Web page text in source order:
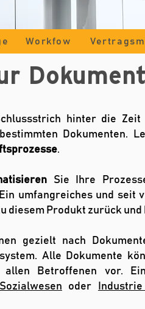
Workfow
hinter die
Dokumenten.
.
Sie Ihre
umfangreiches und seit
diesem Produkt zurück
gezielt nach
Alle Dokumente
Betroffenen vor.
Sozialwesen oder